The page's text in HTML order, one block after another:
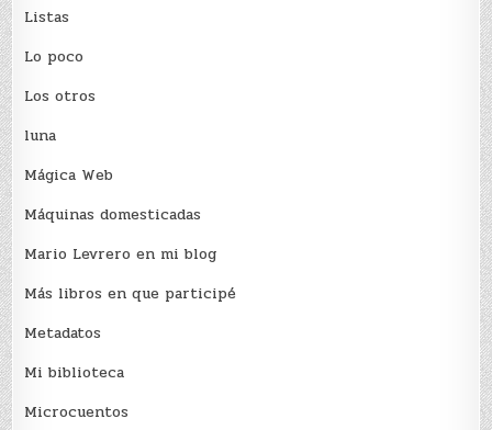
Listas
Lo poco
Los otros
luna
Mágica Web
Máquinas domesticadas
Mario Levrero en mi blog
Más libros en que participé
Metadatos
Mi biblioteca
Microcuentos